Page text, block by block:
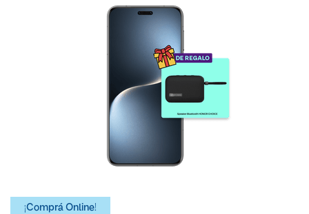
¡Comprá Online!